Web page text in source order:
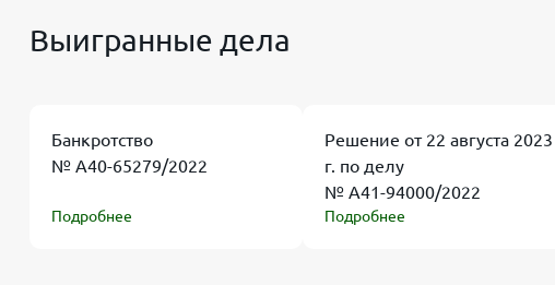
Выигранные дела
Банкротство
№ А40-65279/2022
Подробнее
Решение от 22 августа 2023
г. по делу
№ А41-94000/2022
Подробнее